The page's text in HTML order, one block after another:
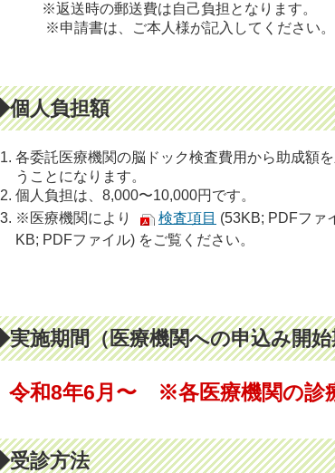
送時の郵送費は自己負担となります。
請書は、ご本人様が記入してください。
人負担額
各委託医療機関の脳ドック検査費用から助成額
うことになります。
個人負担は、8,000〜10,000円です。
※医療機関により
検査項目 (53KB; PDFファ
KB; PDFファイル) をご覧ください。
施期間（医療機関への申込み開始
令和8年6月 〜 ※各医療機関の診
診方法